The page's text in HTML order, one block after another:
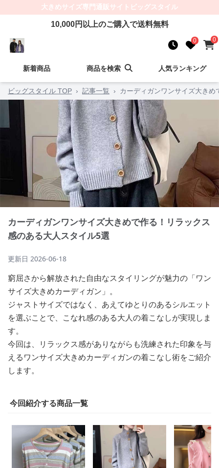
大きめサイズ専門通販サイト ビッグスタイル
10,000円以上のご購入で送料無料
0 0
新着商品 商品を検索 人気ランキング
ビッグスタイル TOP › 記事一覧 › カーディガンワンサイズ大き
カーディガンワンサイズ大きめで作る！リラックス
感のある大人スタイル5選
更新日 2026-06-18
窮屈さから解放された自由なスタイリングが魅力の「ワン
サイズ大きめカーディガン」。
ジャストサイズではなく、あえてゆとりのあるシルエット
を選ぶことで、こなれ感のある大人の着こなしが実現しま
す。
今回は、リラックス感がありながらも洗練された印象を与
えるワンサイズ大きめカーディガンの着こなし術をご紹介
します。
今回紹介する商品一覧